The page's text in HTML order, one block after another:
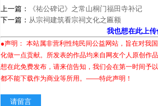
上一篇：
《祐公碑记》之常山桐门福田寺补记
下一篇： 从宗祠建筑看宗祠文化之匾额
我也想在此上
●声明： 本站属非营利性纯民间公益网站，旨在对我
化做一点贡献。所发表的作品均来自网友个人原创作
想在此免费发布，请来信告知，我们会在第一时间予
都不能下载作为商业等所用。——特此声明！
请留言